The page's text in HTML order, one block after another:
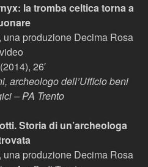
la tromba celtica torna a
produzione Decima Rosa
video
26′
archeologo dell’Ufficio beni
– PA Trento
Storia di un’archeologa
produzione Decima Rosa